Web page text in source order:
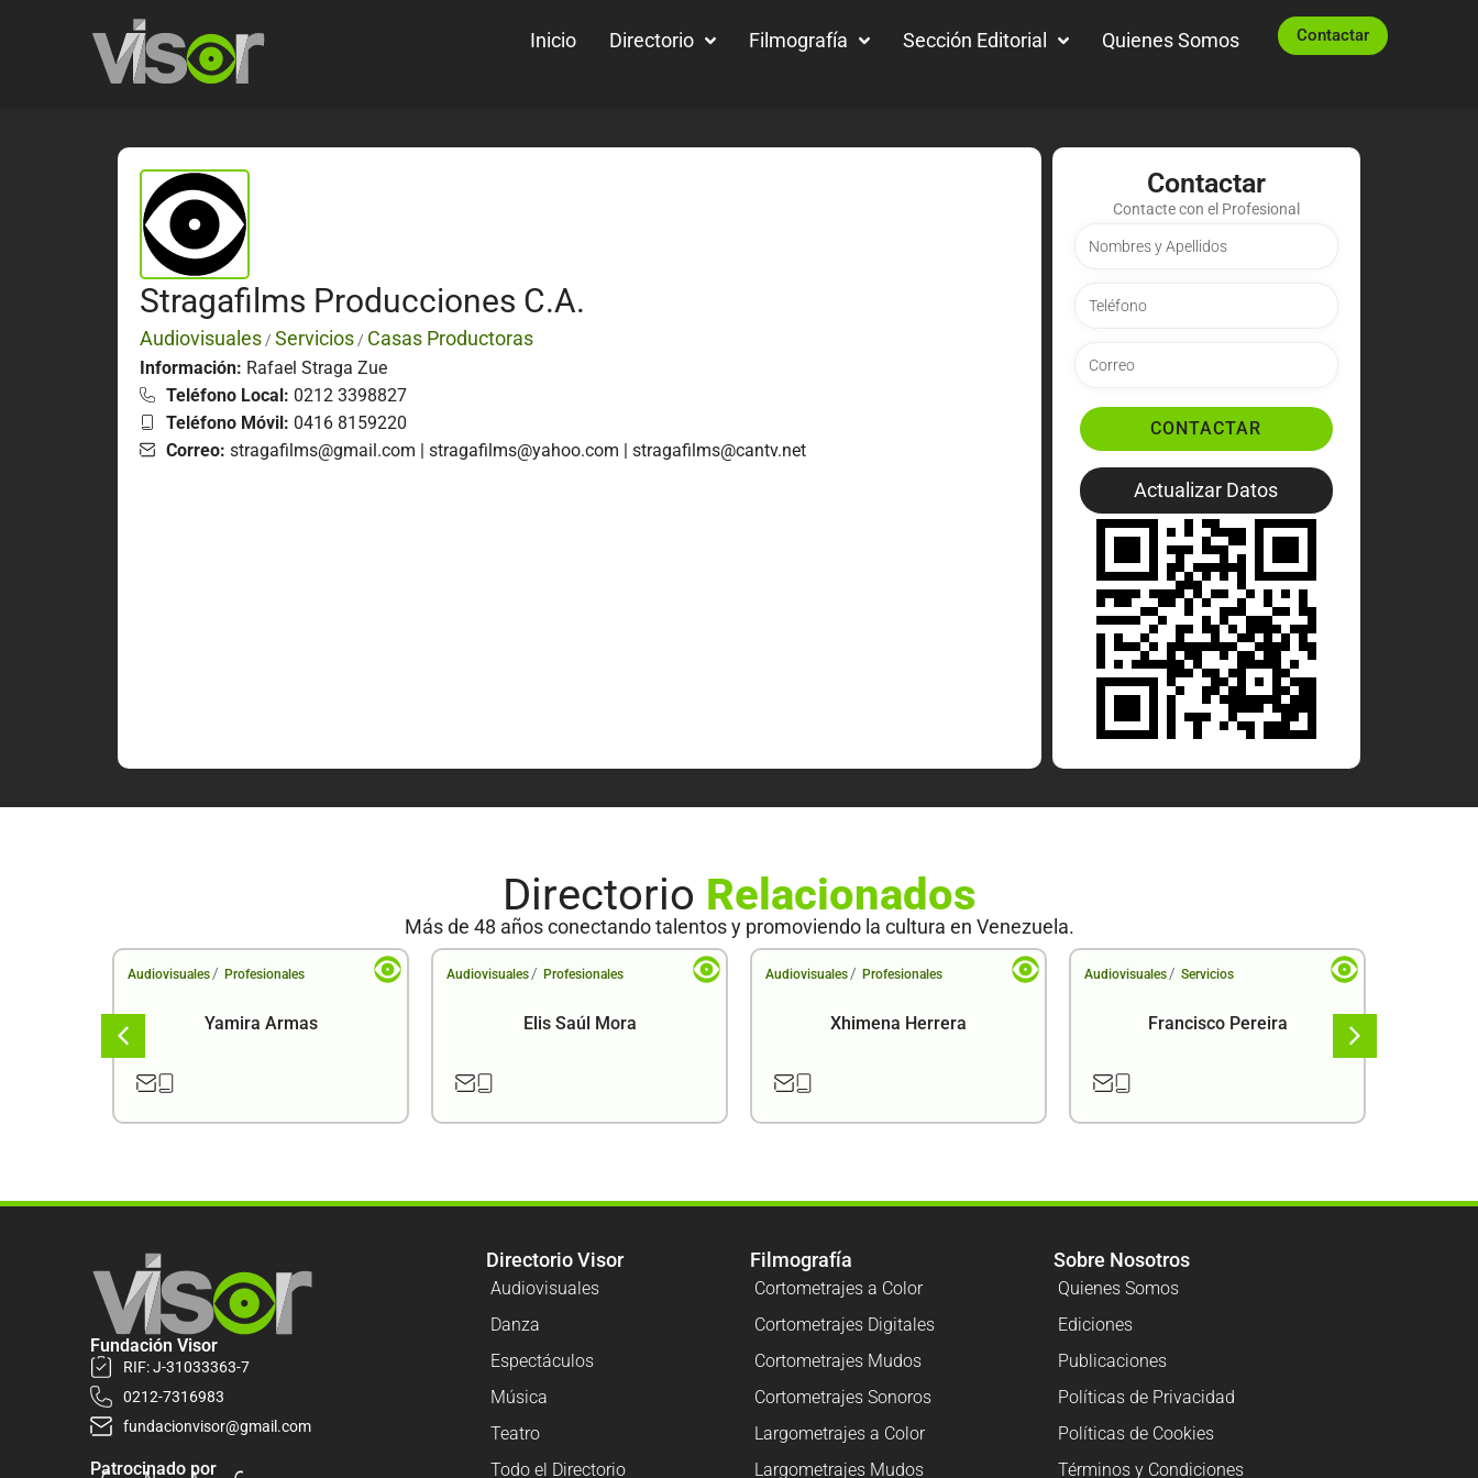
Inicio Directorio Filmografía Sección Editorial Quienes Somos Contactar
Stragafilms Producciones C.A.
Audiovisuales / Servicios / Casas Productoras
Información: Rafael Straga Zue
Teléfono Local: 0212 3398827
Teléfono Móvil: 0416 8159220
Correo: stragafilms@gmail.com | stragafilms@yahoo.com | stragafilms@cantv.net
Contactar
Contacte con el Profesional
CONTACTAR
Actualizar Datos
Directorio Relacionados
Más de 48 años conectando talentos y promoviendo la cultura en Venezuela.
Audiovisuales / Profesionales
Yamira Armas
Audiovisuales / Profesionales
Elis Saúl Mora
Audiovisuales / Profesionales
Xhimena Herrera
Audiovisuales / Servicios
Francisco Pereira
Fundación Visor
RIF: J-31033363-7
0212-7316983
fundacionvisor@gmail.com
Patrocinado por
Directorio Visor
Audiovisuales
Danza
Espectáculos
Música
Teatro
Todo el Directorio
Filmografía
Cortometrajes a Color
Cortometrajes Digitales
Cortometrajes Mudos
Cortometrajes Sonoros
Largometrajes a Color
Largometrajes Mudos
Sobre Nosotros
Quienes Somos
Ediciones
Publicaciones
Políticas de Privacidad
Políticas de Cookies
Términos y Condiciones